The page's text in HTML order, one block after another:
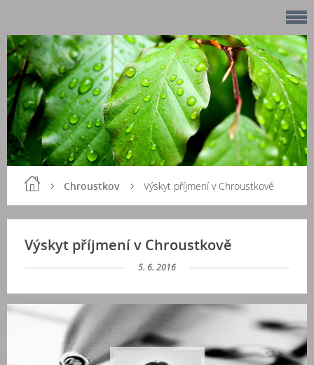
Chroustkov Výskyt příjmení v Chroustkově
Výskyt příjmení v Chroustkově
5. 6. 2016